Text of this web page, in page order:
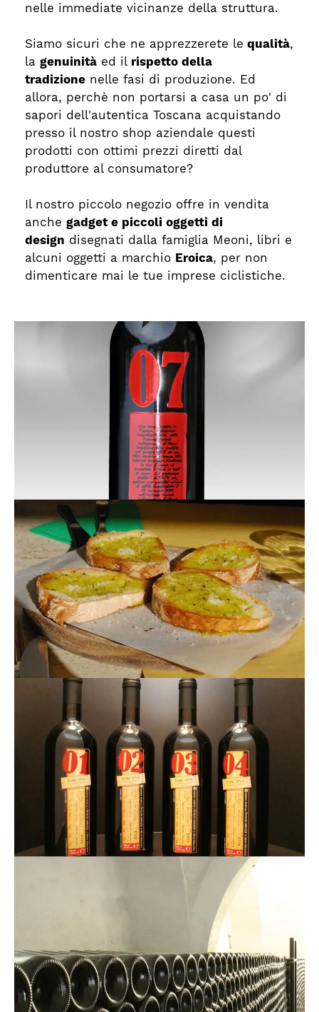
nelle immediate vicinanze della struttura.
Siamo sicuri che ne apprezzerete le qualità,
la genuinità ed il rispetto della
tradizione nelle fasi di produzione. Ed
allora, perchè non portarsi a casa un po' di
sapori dell'autentica Toscana acquistando
presso il nostro shop aziendale questi
prodotti con ottimi prezzi diretti dal
produttore al consumatore?
Il nostro piccolo negozio offre in vendita
anche gadget e piccoli oggetti di
design disegnati dalla famiglia Meoni, libri e
alcuni oggetti a marchio Eroica, per non
dimenticare mai le tue imprese ciclistiche.